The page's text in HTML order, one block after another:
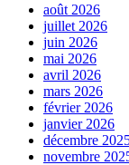
août 2026
juillet 2026
juin 2026
mai 2026
avril 2026
mars 2026
février 2026
janvier 2026
décembre
novembre